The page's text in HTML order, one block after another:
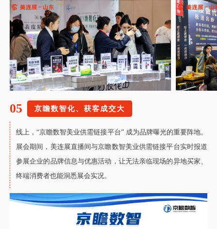
05 京瞻数智化、获客成交大
线上，“京瞻数智美业供需链接平台” 成为品牌曝光的重要阵地。
展会期间，美连展直播间与京瞻数智美业供需链接平台实时报道
参展企业的品牌信息与优惠活动，让无法亲临现场的异地买家、
终端消费者也能洞悉展会实况。